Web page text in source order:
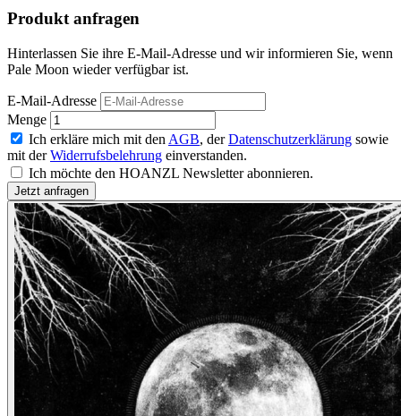
Produkt anfragen
Hinterlassen Sie ihre E-Mail-Adresse und wir informieren Sie, wenn
Pale Moon wieder verfügbar ist.
E-Mail-Adresse
Menge
Ich erkläre mich mit den AGB, derDatenschutzerklärung sowie
mit derWiderrufsbelehrung einverstanden.
Ich möchte den HOANZL Newsletter abonnieren.